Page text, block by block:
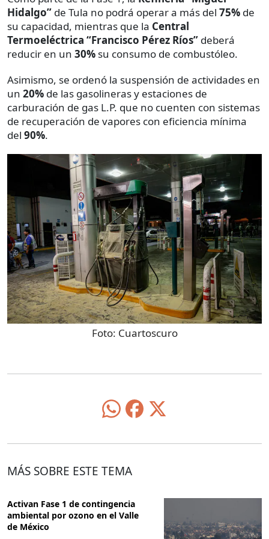
Hidalgo” de Tula no podrá operar a más del 75% de
su capacidad, mientras que la Central
Termoeléctrica “Francisco Pérez Ríos” deberá
reducir en un 30% su consumo de combustóleo.
Asimismo, se ordenó la suspensión de actividades en
un 20% de las gasolineras y estaciones de
carburación de gas L.P. que no cuenten con sistemas
de recuperación de vapores con eficiencia mínima
del 90%.
Foto: Cuartoscuro
MÁS SOBRE ESTE TEMA
Activan Fase 1 de contingencia
ambiental por ozono en el Valle
de México